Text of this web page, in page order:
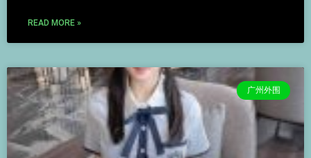
READ MORE »
广州外围